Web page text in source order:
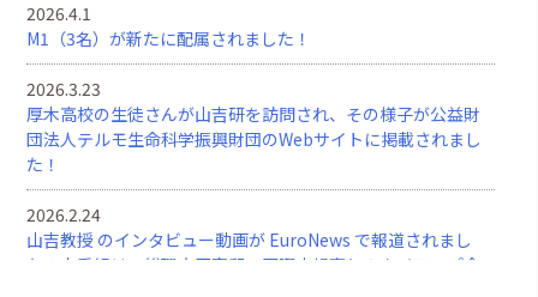
2026.4.1
M1（3名）が新たに配属されました！
2026.3.23
厚木高校の生徒さんが山吉研を訪問され、その様子が公益財
団法人テルモ生命科学振興財団のWebサイトに掲載されまし
た！
2026.2.24
山吉教授 のインタビュー動画が EuroNews で報道されまし
た！本番組は、総理⼤⾂官邸・国際広報室とのタイアップ企